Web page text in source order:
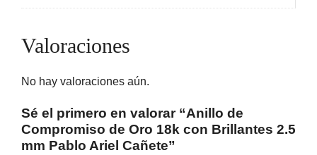
Valoraciones
No hay valoraciones aún.
Sé el primero en valorar “Anillo de
Compromiso de Oro 18k con Brillantes 2.5
mm Pablo Ariel Cañete”